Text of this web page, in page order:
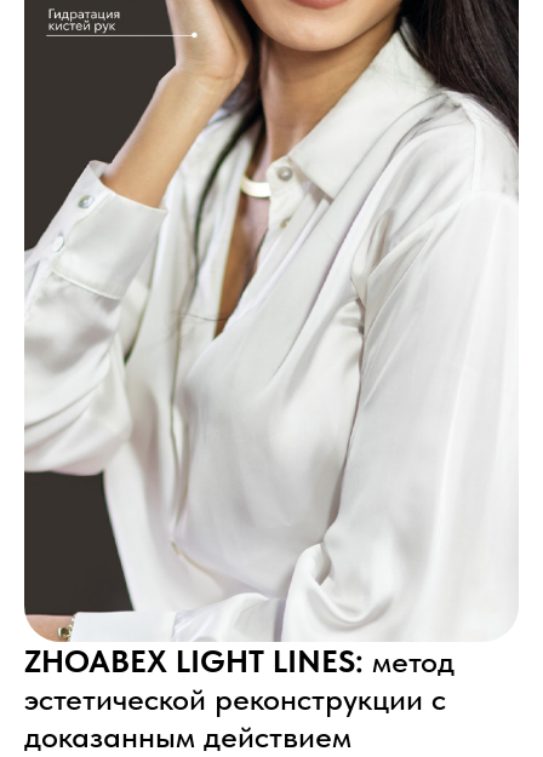
ZHOABEX LIGHT LINES: метод
эстетической реконструкции с
доказанным действием